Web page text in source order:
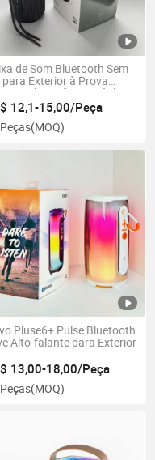
de Som Bluetooth Sem
para Exterior à Prova
Subwoofer Portátil
12,1-15,00/Peça
(MOQ)
Pluse6+ Pulse Bluetooth
Alto-falante para Exterior
13,00-18,00/Peça
(MOQ)